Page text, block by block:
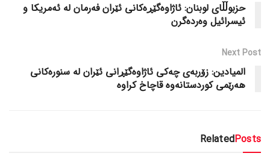
حزبوڵڵای لوبنان: ئاژاوەگێڕەکانی ئێران فەرمان لە ئەمریکا و
ئیسرائیل وەردەگرن
Next Post
المیادین: زۆربەی چەکی ئاژاوەگێڕانی ئێران لە سنورەکانی
هەرێمی کوردستانەوە قاچاخ کراوە
RelatedPosts